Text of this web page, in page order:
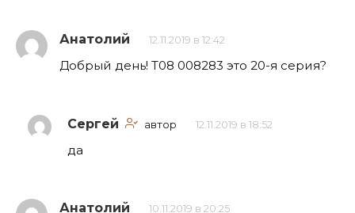
Анатолий 12.11.2019 в 12:42
Добрый день! Т08 008283 это 20-я серия?
Сергей автор 12.11.2019 в 18:52
да
Анатолий 10.11.2019 в 20:25